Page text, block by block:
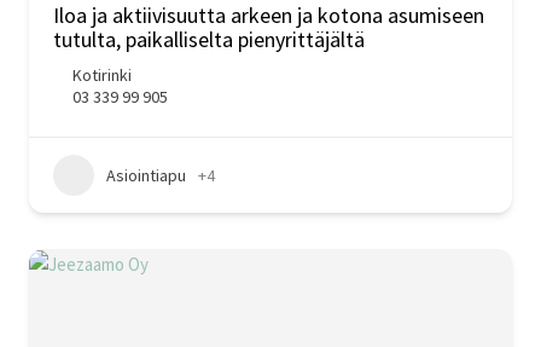
Iloa ja aktiivisuutta arkeen ja kotona asumiseen
tutulta, paikalliselta pienyrittäjältä
Kotirinki
03 339 99 905
Asiointiapu +4